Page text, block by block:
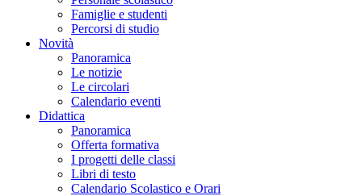
Famiglie e studenti
Percorsi di studio
Novità
Panoramica
Le notizie
Le circolari
Calendario eventi
Didattica
Panoramica
Offerta formativa
I progetti delle classi
Libri di testo
Calendario Scolastico e Orari